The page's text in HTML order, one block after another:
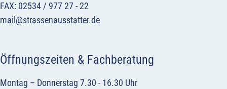
FAX: 02534 / 977 27 - 22
mail@strassenausstatter.de
Öffnungszeiten & Fachberatung
Montag – Donnerstag 7.30 - 16.30 Uhr